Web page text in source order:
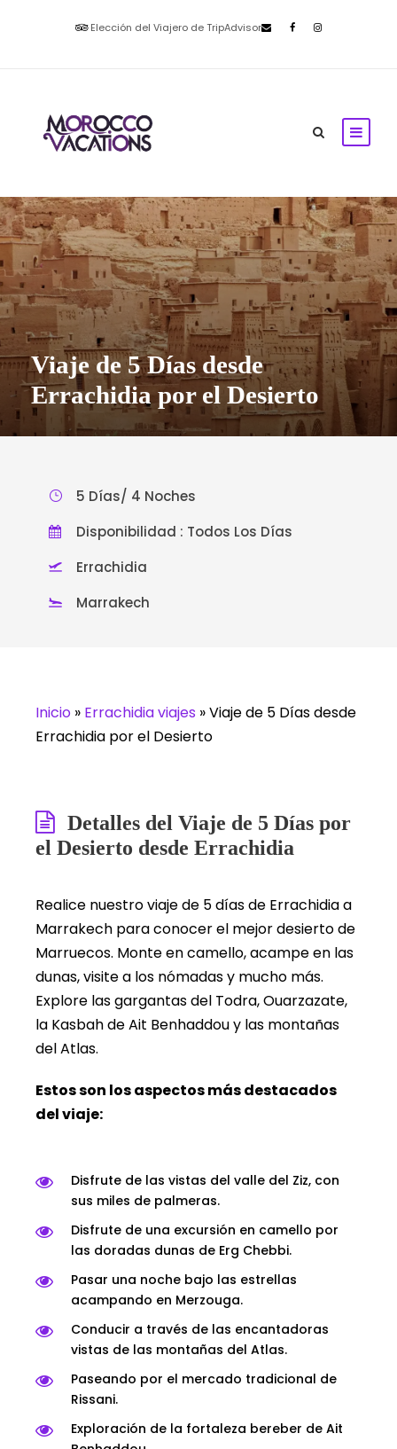
Elección del Viajero de TripAdvisor
Viaje de 5 Días desde
Errachidia por el Desierto
5 Días/ 4 Noches
Disponibilidad : Todos Los Días
Errachidia
Marrakech
Inicio » Errachidia viajes »Viaje de 5 Días desde
Errachidia por el Desierto
Detalles del Viaje de 5 Días por
el Desierto desde Errachidia
Realice nuestro viaje de 5 días de Errachidia a
Marrakech para conocer el mejor desierto de
Marruecos. Monte en camello, acampe en las
dunas, visite a los nómadas y mucho más.
Explore las gargantas del Todra, Ouarzazate,
la Kasbah de Ait Benhaddou y las montañas
del Atlas.
Estos son los aspectos más destacados
del viaje:
Disfrute de las vistas del valle del Ziz, con
sus miles de palmeras.
Disfrute de una excursión en camello por
las doradas dunas de Erg Chebbi.
Pasar una noche bajo las estrellas
acampando en Merzouga.
Conducir a través de las encantadoras
vistas de las montañas del Atlas.
Paseando por el mercado tradicional de
Rissani.
Exploración de la fortaleza bereber de Ait